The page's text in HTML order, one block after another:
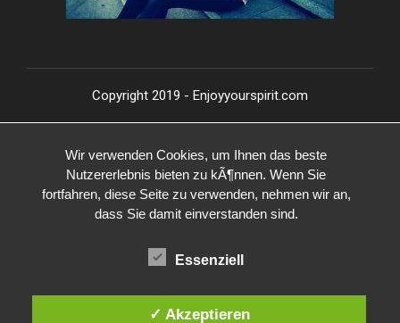
Copyright 2019 - Enjoyyourspirit.com
Wir verwenden Cookies, um Ihnen das beste
Nutzererlebnis bieten zu kÃ¶nnen. Wenn Sie
fortfahren, diese Seite zu verwenden, nehmen wir an,
dass Sie damit einverstanden sind.
Essenziell
✓ Akzeptieren